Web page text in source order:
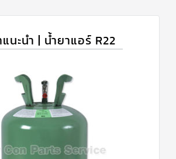
นะนำ | น้ำยาแอร์ R22